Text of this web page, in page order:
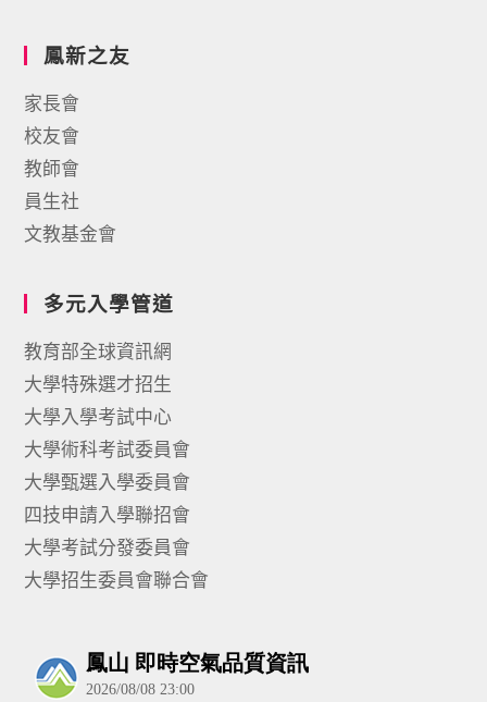
鳳新之友
家長會
校友會
教師會
員生社
文教基金會
多元入學管道
教育部全球資訊網
大學特殊選才招生
大學入學考試中心
大學術科考試委員會
大學甄選入學委員會
四技申請入學聯招會
大學考試分發委員會
大學招生委員會聯合會